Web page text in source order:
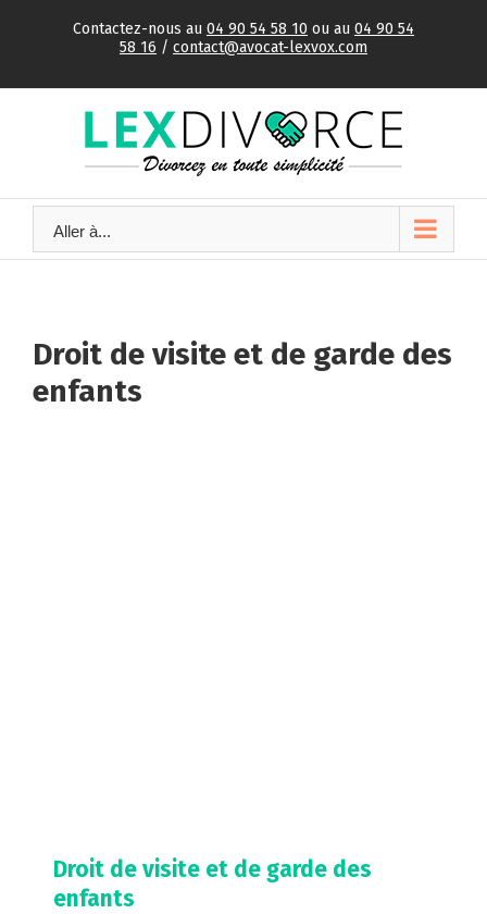
Contactez-nous au 04 90 54 58 10 ou au 04 90 54
58 16 / contact@avocat-lexvox.com
Aller à...
Droit de visite et de garde des
enfants
Droit de visite et de garde des
enfants